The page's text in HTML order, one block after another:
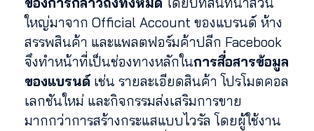
ใหญ่มาจาก Official Account ของแบรนด์ ห้าง
สรรพสินค้า และแพลตฟอร์มค้าปลีก Facebook
จึงทำหน้าที่เป็นช่องทางหลักในการสื่อสารข้อมูล
ของแบรนด์ เช่น รายละเอียดสินค้า โปรโมตคอล
เลกชันใหม่ และกิจกรรมส่งเสริมการขาย
มากกว่าการสร้างกระแสแบบไวรัล โดยผู้ใช้งาน